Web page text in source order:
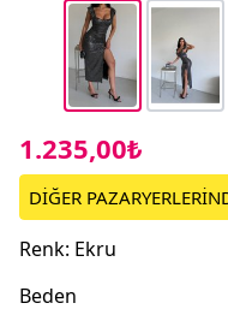
1.235,00₺
DİĞER
Renk: Ekru
Beden